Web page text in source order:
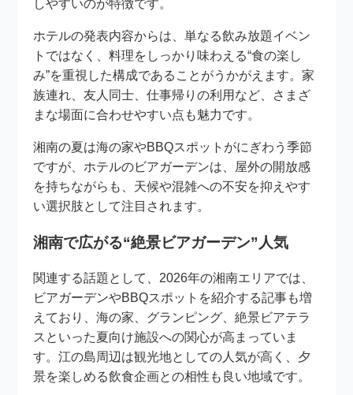
しやすいのが特徴です。
ホテルの発表内容からは、単なる飲み放題イベン
トではなく、料理をしっかり味わえる“食の楽し
み”を重視した構成であることがうかがえます。家
族連れ、友人同士、仕事帰りの利用など、さまざ
まな場面に合わせやすい点も魅力です。
湘南の夏は海の家やBBQスポットがにぎわう季節
ですが、ホテルのビアガーデンは、屋外の開放感
を持ちながらも、天候や混雑への不安を抑えやす
い選択肢として注目されます。
湘南で広がる“絶景ビアガーデン”人気
関連する話題として、2026年の湘南エリアでは、
ビアガーデンやBBQスポットを紹介する記事も増
えており、海の家、グランピング、絶景ビアテラ
スといった夏向け施設への関心が高まっていま
す。江の島周辺は観光地としての人気が高く、夕
景を楽しめる飲食企画との相性も良い地域です。